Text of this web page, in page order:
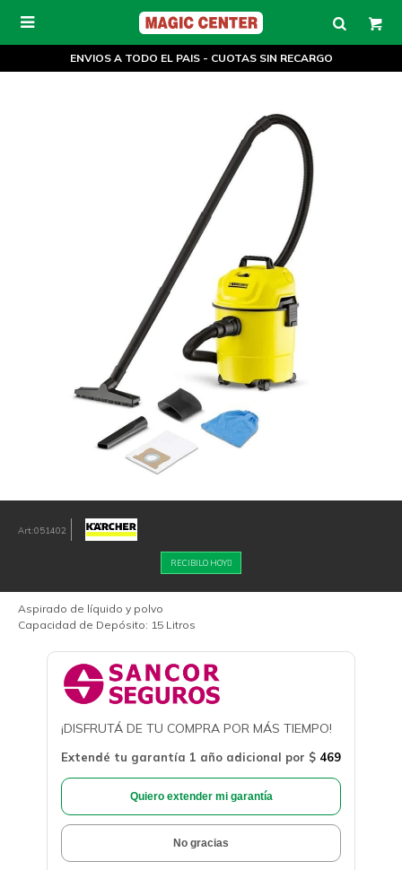

ENVIOS A TODO EL PAIS - CUOTAS SIN RECARGO
051402
RECIBILO HOY
Aspirado de líquido y polvo
Capacidad de Depósito: 15 Litros
¡DISFRUTÁ DE TU COMPRA POR MÁS TIEMPO!
Extendé tu garantía 1 año adicional por $ 469
Quiero extender mi garantía
No gracias